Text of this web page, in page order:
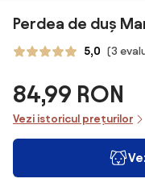
Perdea de duș
5,0 (3
84,99 RON
Vezi istoricul prețurilor